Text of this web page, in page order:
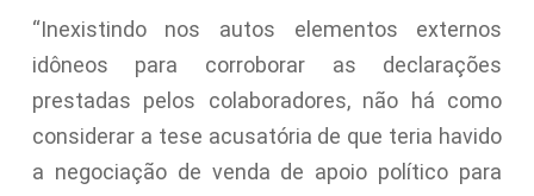
“Inexistindo nos autos elementos externos
idôneos para corroborar as declarações
prestadas pelos colaboradores, não há como
considerar a tese acusatória de que teria havido
a negociação de venda de apoio político para